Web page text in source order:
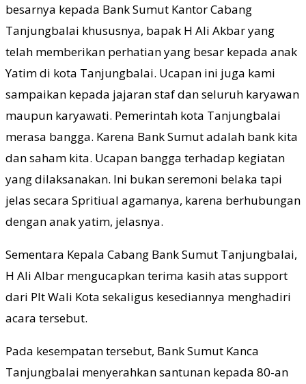
besarnya kepada Bank Sumut Kantor Cabang
Tanjungbalai khususnya, bapak H Ali Akbar yang
telah memberikan perhatian yang besar kepada anak
Yatim di kota Tanjungbalai. Ucapan ini juga kami
sampaikan kepada jajaran staf dan seluruh karyawan
maupun karyawati. Pemerintah kota Tanjungbalai
merasa bangga. Karena Bank Sumut adalah bank kita
dan saham kita. Ucapan bangga terhadap kegiatan
yang dilaksanakan. Ini bukan seremoni belaka tapi
jelas secara Spritiual agamanya, karena berhubungan
dengan anak yatim, jelasnya.
Sementara Kepala Cabang Bank Sumut Tanjungbalai,
H Ali Albar mengucapkan terima kasih atas support
dari Plt Wali Kota sekaligus kesediannya menghadiri
acara tersebut.
Pada kesempatan tersebut, Bank Sumut Kanca
Tanjungbalai menyerahkan santunan kepada 80-an